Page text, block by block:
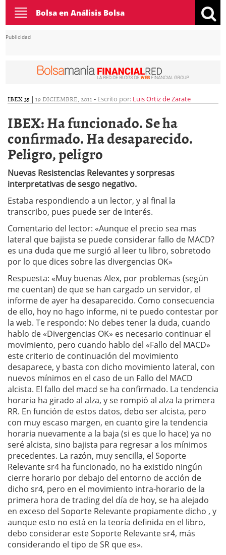
Toggle
navigation
Bolsa en Análisis Bolsa
Publicidad
IBEX 35 | 19 DICIEMBRE, 2011 - Escrito por: Luis Ortiz de Zarate
IBEX: Ha funcionado. Se ha
confirmado. Ha desaparecido.
Peligro, peligro
Nuevas Resistencias Relevantes y sorpresas
interpretativas de sesgo negativo.
Estaba respondiendo a un lector, y al final la
transcribo, pues puede ser de interés.
Comentario del lector: «Aunque el precio sea mas
lateral que bajista se puede considerar fallo de MACD?
es una duda que me surgió al leer tu libro, sobretodo
por lo que dices sobre las divergencias OK»
Respuesta: «Muy buenas Alex, por problemas (según
me cuentan) de que se han cargado un servidor, el
informe de ayer ha desaparecido. Como consecuencia
de ello, hoy no hago informe, ni te puedo contestar por
la web. Te respondo: No debes tener la duda, cuando
hablo de «Divergencias OK» es necesario continuar el
movimiento, pero cuando hablo del «Fallo del MACD»
este criterio de continuación del movimiento
desaparece, y basta con dicho movimiento lateral, con
nuevos mínimos en el caso de un Fallo del MACD
alcista. El fallo del macd se ha confirmado. La tendencia
horaria ha girado al alza, y se rompió al alza la primera
RR. En función de estos datos, debo ser alcista, pero
con muy escaso margen, en cuanto gire la tendencia
horaria nuevamente a la baja (si es que lo hace) ya no
seré alcista, sino bajista para regresar a los mínimos
precedentes. La razón, muy sencilla, el Soporte
Relevante sr4 ha funcionado, no ha existido ningún
cierre horario por debajo del entorno de acción de
dicho sr4, pero en el movimiento intra-horario de la
primera hora de trading del día de hoy, se ha alejado
en exceso del Soporte Relevante propiamente dicho , y
aunque esto no está en la teoría definida en el libro,
debo considerar este Soporte Relevante sr4, más
considerando el tipo de SR que es».